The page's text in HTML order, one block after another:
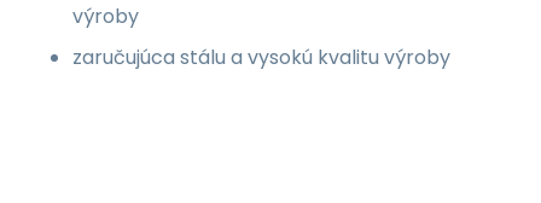
výroby
zaručujúca stálu a vysokú kvalitu výroby